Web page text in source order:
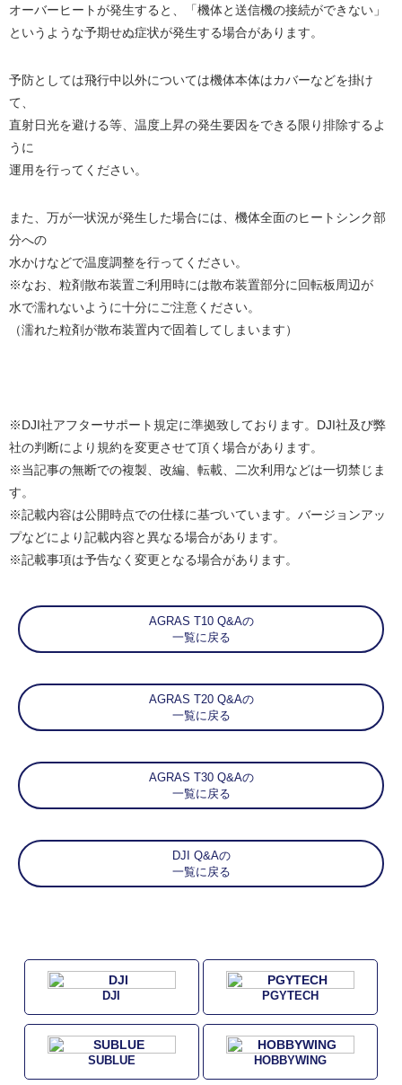
オーバーヒートが発生すると、「機体と送信機の接続ができない」
というような予期せぬ症状が発生する場合があります。
予防としては飛行中以外については機体本体はカバーなどを掛け
て、
直射日光を避ける等、温度上昇の発生要因をできる限り排除するよ
うに
運用を行ってください。
また、万が一状況が発生した場合には、機体全面のヒートシンク部
分への
水かけなどで温度調整を行ってください。
※なお、粒剤散布装置ご利用時には散布装置部分に回転板周辺が
水で濡れないように十分にご注意ください。
（濡れた粒剤が散布装置内で固着してしまいます）
※DJI社アフターサポート規定に準拠致しております。DJI社及び弊
社の判断により規約を変更させて頂く場合があります。
※当記事の無断での複製、改編、転載、二次利用などは一切禁じま
す。
※記載内容は公開時点での仕様に基づいています。バージョンアッ
プなどにより記載内容と異なる場合があります。
※記載事項は予告なく変更となる場合があります。
AGRAS T10 Q&Aの
一覧に戻る
AGRAS T20 Q&Aの
一覧に戻る
AGRAS T30 Q&Aの
一覧に戻る
DJI Q&Aの
一覧に戻る
DJI PGYTECH
SUBLUE HOBBYWING